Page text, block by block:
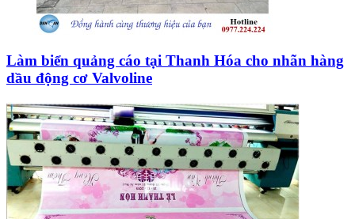
Làm biển quảng cáo tại Thanh Hóa cho nhãn hàng
dầu động cơ Valvoline